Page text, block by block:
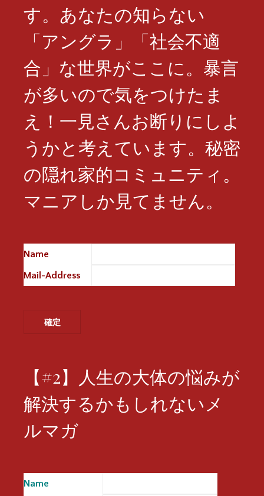
す。あなたの知らない
「アングラ」「社会不適
合」な世界がここに。暴言
が多いので気をつけたま
え！一見さんお断りにしよ
うかと考えています。秘密
の隠れ家的コミュニティ。
マニアしか見てません。
Name
Mail-Address
【#2】人生の大体の悩みが
解決するかもしれないメ
ルマガ
Name